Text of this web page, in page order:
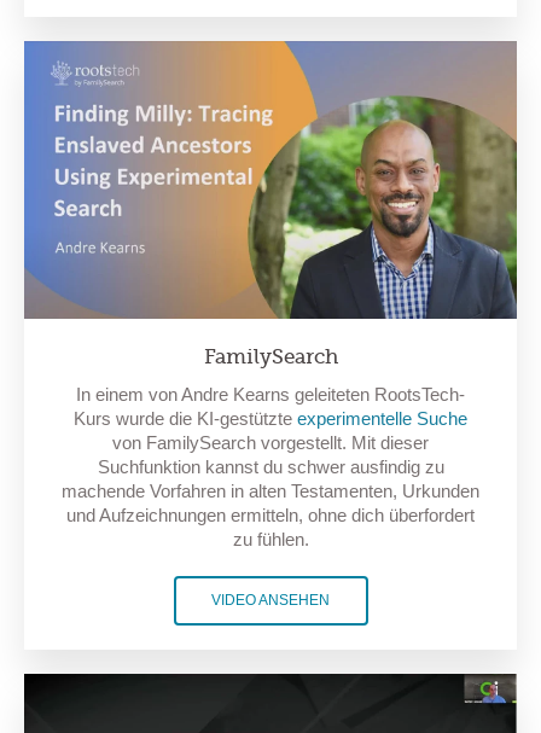
FamilySearch
In einem von Andre Kearns geleiteten RootsTech-
Kurs wurde die KI-gestützte experimentelle Suche
von FamilySearch vorgestellt. Mit dieser
Suchfunktion kannst du schwer ausfindig zu
machende Vorfahren in alten Testamenten, Urkunden
und Aufzeichnungen ermitteln, ohne dich überfordert
zu fühlen.
VIDEO ANSEHEN